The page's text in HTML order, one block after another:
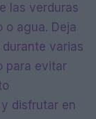
las verduras
agua. Deja
varias
para evitar
disfrutar en